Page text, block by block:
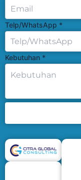
Telp/WhatsApp *
Kebutuhan *